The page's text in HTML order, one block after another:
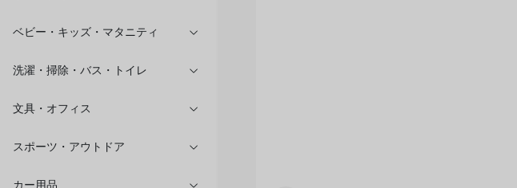
洗濯・掃除・バス・トイレ
文具・オフィス
スポーツ・アウトドア